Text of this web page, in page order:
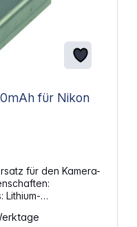
Nikon
für den Kamera-
Lithium-
Akkus
V